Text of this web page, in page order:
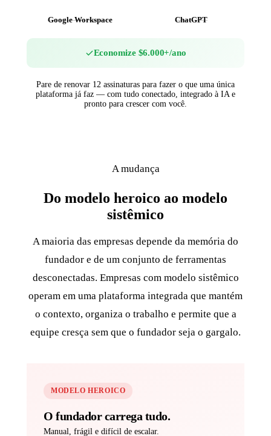
Google Workspace ChatGPT
Economize $6.000+/ano
Pare de renovar 12 assinaturas para fazer o que uma única
plataforma já faz — com tudo conectado, integrado à IA e
pronto para crescer com você.
A mudança
Do modelo heroico ao modelo
sistêmico
A maioria das empresas depende da memória do
fundador e de um conjunto de ferramentas
desconectadas. Empresas com modelo sistêmico
operam em uma plataforma integrada que mantém
o contexto, organiza o trabalho e permite que a
equipe cresça sem que o fundador seja o gargalo.
MODELO HEROICO
O fundador carrega tudo.
Manual, frágil e difícil de escalar.